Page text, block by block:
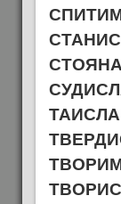
СТОЯНА